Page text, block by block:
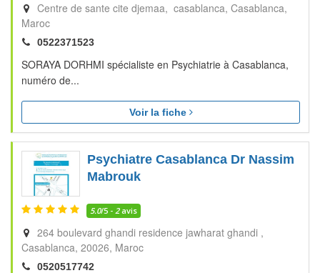
Centre de sante cite djemaa, casablanca Casablanca
Maroc
0522371523
SORAYA DORHMI spécialiste en Psychiatrie à Casablanca,
numéro de...
Voir la fiche
Psychiatre Casablanca Dr Nassim
Mabrouk
5.0/5 - 2avis
264 boulevard ghandi residence jawharat ghandi
Casablanca 20026 Maroc
0520517742